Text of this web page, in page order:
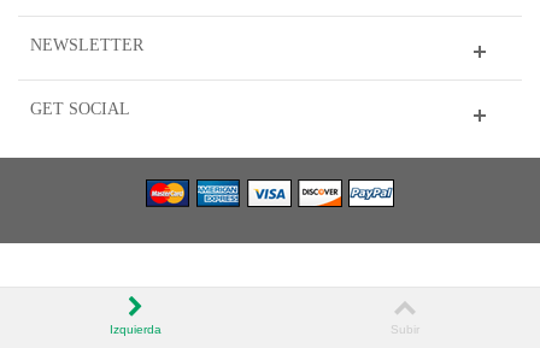
NEWSLETTER
GET SOCIAL
Izquierda Subir